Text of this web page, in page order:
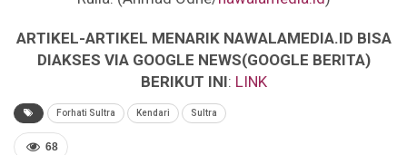
ARTIKEL-ARTIKEL MENARIK NAWALAMEDIA.ID BISA
DIAKSES VIA GOOGLE NEWS(GOOGLE BERITA)
BERIKUT INI: LINK
Forhati Sultra Kendari Sultra
68